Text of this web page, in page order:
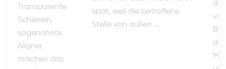
Transparente
Schienen,
sogenannte
Aligner,
machen das
spät, weil die betroffene
Stelle von außen ...